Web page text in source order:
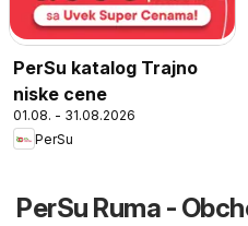
PerSu katalog Trajno
niske cene
01.08. - 31.08.2026
PerSu
PerSu Ruma -